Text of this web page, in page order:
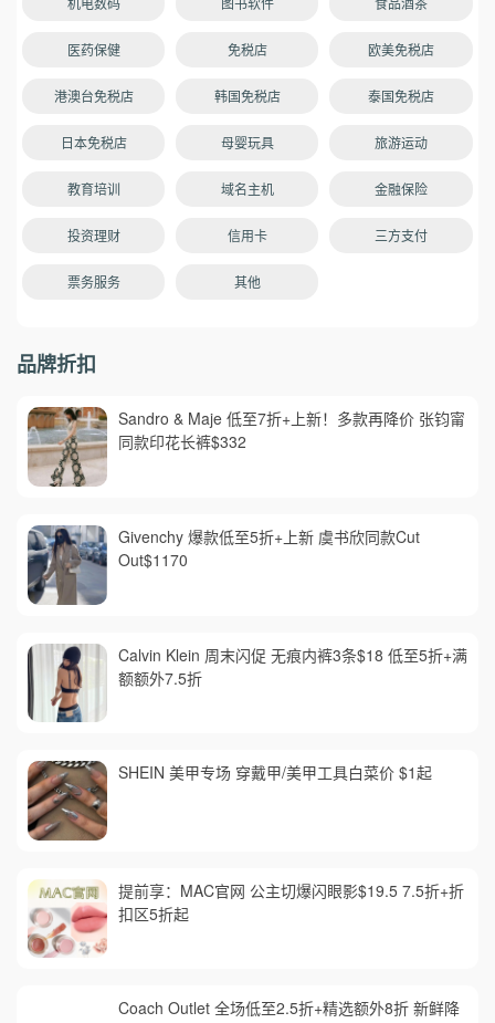
医药保健 免税店 欧美免税店
港澳台免税店 韩国免税店 泰国免税店
日本免税店 母婴玩具 旅游运动
教育培训 域名主机 金融保险
投资理财 信用卡 三方支付
票务服务 其他
品牌折扣
Sandro & Maje 低至7折+上新！多款再降价 张钧甯
同款印花长裤$332
Givenchy 爆款低至5折+上新 虞书欣同款Cut
Out$1170
Calvin Klein 周末闪促 无痕内裤3条$18 低至5折+满
额额外7.5折
SHEIN 美甲专场 穿戴甲/美甲工具白菜价 $1起
提前享：MAC官网 公主切爆闪眼影$19.5 7.5折+折
扣区5折起
Coach Outlet 全场低至2.5折+精选额外8折 新鲜降